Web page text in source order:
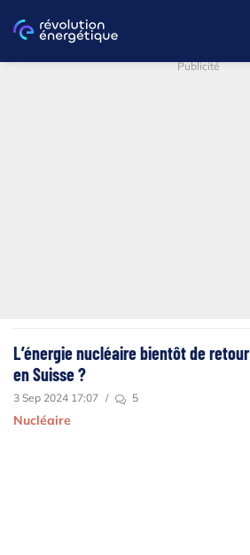
Publicité
L’énergie nucléaire bientôt de retour
en Suisse ?
3 Sep 2024 17:07 / 5
Nucléaire